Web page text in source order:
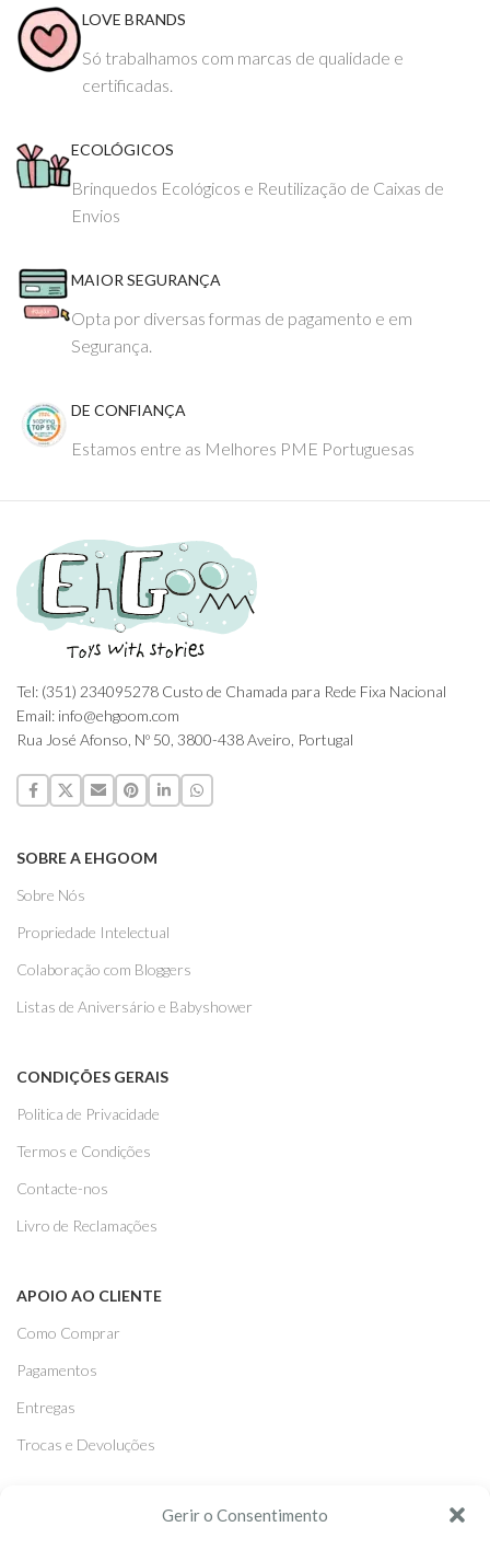
Gerir o Consentimento
LOVE BRANDS
Só trabalhamos com marcas de qualidade e
certificadas.
ECOLÓGICOS
Brinquedos Ecológicos e Reutilização de Caixas de
Envios
MAIOR SEGURANÇA
Opta por diversas formas de pagamento e em
Segurança.
DE CONFIANÇA
Estamos entre as Melhores PME Portuguesas
Tel: (351) 234095278 Custo de Chamada para Rede Fixa Nacional
Email: info@ehgoom.com
Rua José Afonso, Nº 50, 3800-438 Aveiro, Portugal
SOBRE A EHGOOM
Sobre Nós
Propriedade Intelectual
Colaboração com Bloggers
Listas de Aniversário e Babyshower
CONDIÇÕES GERAIS
Politica de Privacidade
Termos e Condições
Contacte-nos
Livro de Reclamações
APOIO AO CLIENTE
Como Comprar
Pagamentos
Entregas
Trocas e Devoluções